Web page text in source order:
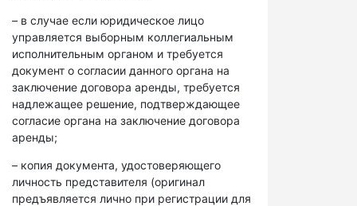
– в случае если юридическое лицо
управляется выборным коллегиальным
исполнительным органом и требуется
документ о согласии данного органа на
заключение договора аренды, требуется
надлежащее решение, подтверждающее
согласие органа на заключение договора
аренды;
– копия документа, удостоверяющего
личность представителя (оригинал
предъявляется лично при регистрации для